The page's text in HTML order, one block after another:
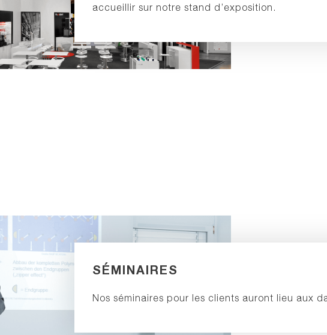
accueillir sur notre stand d’exposition.
SÉMINAIRES
Nos séminaires pour les clients auront lieu aux